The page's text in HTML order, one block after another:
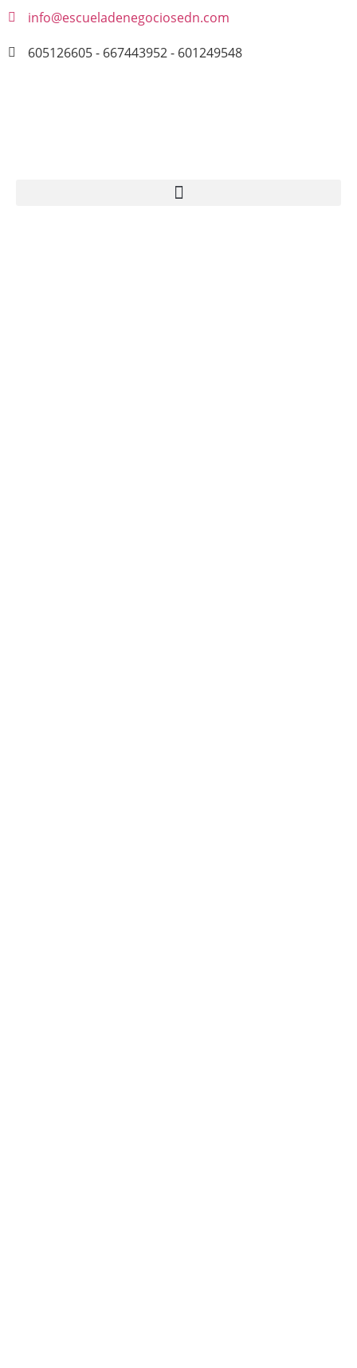
info@escueladenegociosedn.com
605126605 - 667443952 - 601249548